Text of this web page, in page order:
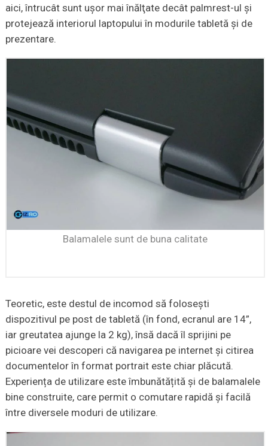
aici, întrucât sunt uşor mai înălţate decât palmrest-ul şi
protejează interiorul laptopului în modurile tabletă şi de
prezentare.
Balamalele sunt de buna calitate
Teoretic, este destul de incomod să foloseşti
dispozitivul pe post de tabletă (în fond, ecranul are 14”,
iar greutatea ajunge la 2 kg), însă dacă îl sprijini pe
picioare vei descoperi că navigarea pe internet şi citirea
documentelor în format portrait este chiar plăcută.
Experiența de utilizare este îmbunătățită şi de balamalele
bine construite, care permit o comutare rapidă şi facilă
între diversele moduri de utilizare.